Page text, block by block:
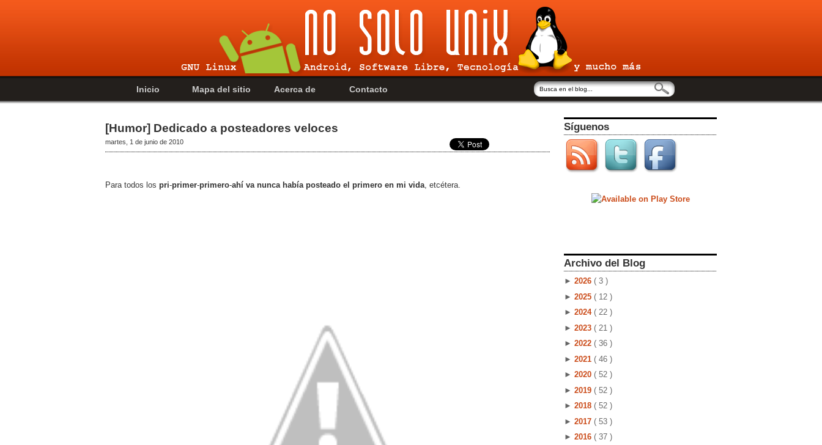
Inicio Mapa del sitio Acerca de Contacto
[Humor] Dedicado a posteadores veloces
martes, 1 de junio de 2010
Para todos los pri-primer-primero-ahí va nunca había posteado el primero en mi vida , etcétera.
Síguenos
Archivo del Blog
► 2026 ( 3 )
► 2025 ( 12 )
► 2024 ( 22 )
► 2023 ( 21 )
► 2022 ( 36 )
► 2021 ( 46 )
► 2020 ( 52 )
► 2019 ( 52 )
► 2018 ( 52 )
► 2017 ( 53 )
► 2016 ( 37 )